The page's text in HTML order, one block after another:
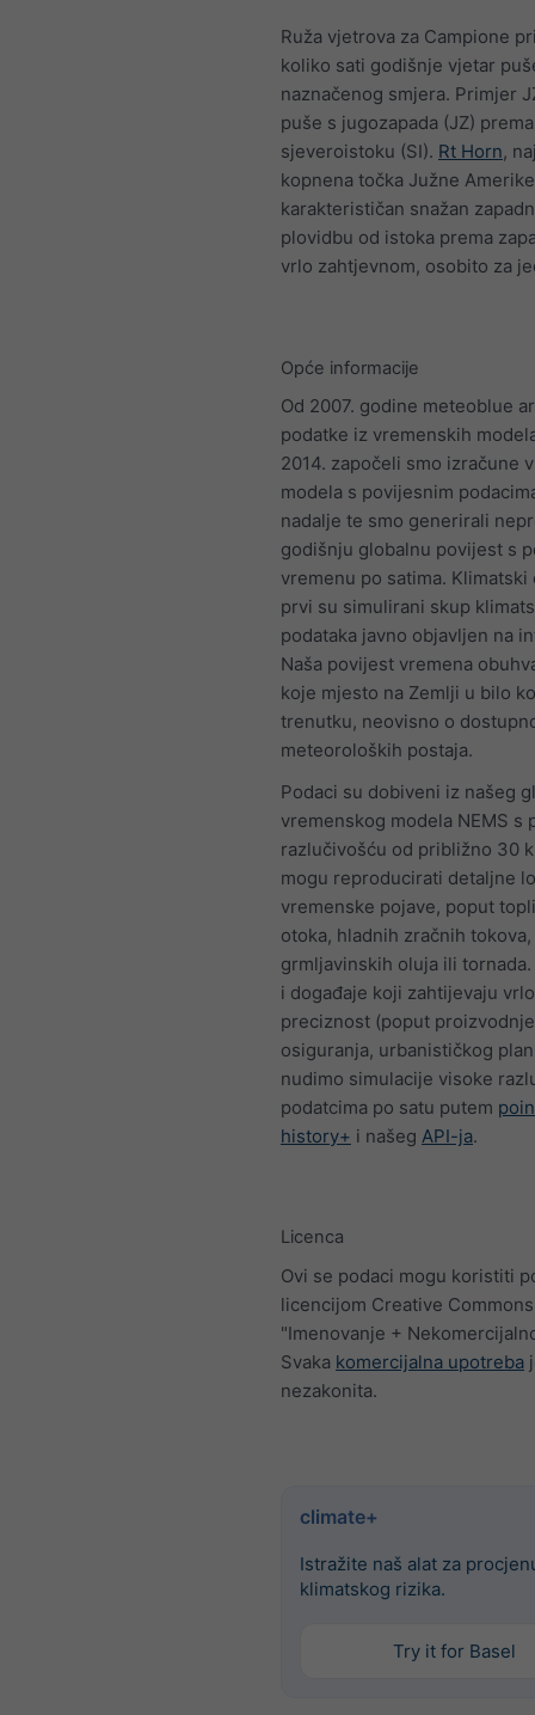
Ruža vjetrova za Campione
koliko sati godišnje vjetar
naznačenog smjera. Primjer
puše s jugozapada (JZ) prema
sjeveroistoku (SI). Rt Horn,
kopnena točka Južne
karakterističan snažan
plovidbu od istoka prema
vrlo zahtjevnom, osobito za
Opće informacije
Od 2007. godine meteoblue
podatke iz vremenskih
2014. započeli smo izračune
modela s povijesnim
nadalje te smo generirali
godišnju globalnu povijest s
vremenu po satima. Klimatski
prvi su simulirani skup
podataka javno objavljen na
Naša povijest vremena
koje mjesto na Zemlji u bilo
trenutku, neovisno o
meteoroloških postaja.
Podaci su dobiveni iz našeg
vremenskog modela NEMS s
razlučivošću od približno 30
mogu reproducirati detaljne
vremenske pojave, poput
otoka, hladnih zračnih tokova,
grmljavinskih oluja ili
i događaje koji zahtijevaju
preciznost (poput
osiguranja, urbanističkog
nudimo simulacije visoke
podatcima po satu putem
history+ i našeg API-ja.
Licenca
Ovi se podaci mogu koristiti
licencijom Creative Commons
"Imenovanje +
Svaka komercijalna upotreba
nezakonita.
climate+
Istražite naš alat za
klimatskog rizika.
Try it for Basel